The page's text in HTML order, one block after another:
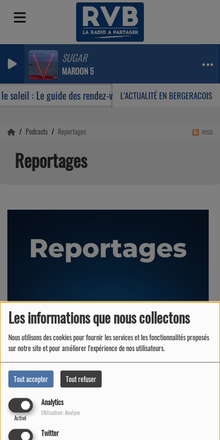
Les informations que nous collectons
Nous utilisons des cookies pour fournir les services et les fonctionnalités proposés
sur notre site et pour améliorer l'expérience de nos utilisateurs.
Tout accepter Tout refuser
Analytics
Activé
Utilisation: Analyse
Twitter
SUGAR
MAROON 5
L'ACTUALITÉ EN BERGERACOIS
soleil : Le guide des rendez-vous incontournables de votre
Podcasts Reportages
Reportages
RSS
Tous les reportages RVB